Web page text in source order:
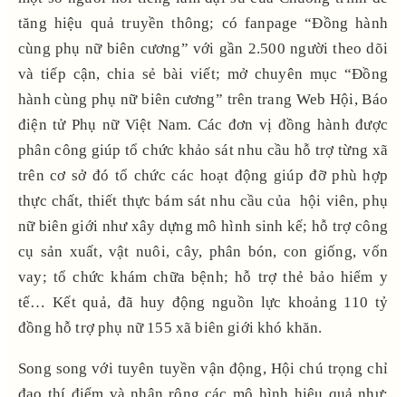
tăng hiệu quả truyền thông; có fanpage “Đồng hành
cùng phụ nữ biên cương” với gần 2.500 người theo dõi
và tiếp cận, chia sẻ bài viết; mở chuyên mục “Đồng
hành cùng phụ nữ biên cương” trên trang Web Hội, Báo
điện tử Phụ nữ Việt Nam. Các đơn vị đồng hành được
phân công giúp tổ chức khảo sát nhu cầu hỗ trợ từng xã
trên cơ sở đó tổ chức các hoạt động giúp đỡ phù hợp
thực chất, thiết thực bám sát nhu cầu của hội viên, phụ
nữ biên giới như xây dựng mô hình sinh kế; hỗ trợ công
cụ sản xuất, vật nuôi, cây, phân bón, con giống, vốn
vay; tổ chức khám chữa bệnh; hỗ trợ thẻ bảo hiểm y
tế… Kết quả, đã huy động nguồn lực khoảng 110 tỷ
đồng hỗ trợ phụ nữ 155 xã biên giới khó khăn.
Song song với tuyên tuyền vận động, Hội chú trọng chỉ